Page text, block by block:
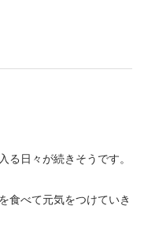
る日々が続きそうです。
食べて元気をつけていき